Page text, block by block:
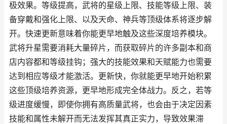
极效果。等级提高，武将的星级上限、技能等级上限、装
备穿戴和强化上限、以及天命、神兵等顶级体系将逐步解
开。快速更新意味着你能更早地触及这些深度培养模块。
武将升星需要消耗大量碎片，而获取碎片的许多副本和商
店内容都和等级挂钩；强大的技能效果和天赋能力也需要
达到相应等级才能激活。更新快，你就能更早地开始积累
这些顶级培养资源，更早地形成完全体战力。反之，若等
级进度缓慢，即使你拥有高质量武将，也会由于决定因素
技能和属性未解开而无法发挥其真正实力，导致效果滞